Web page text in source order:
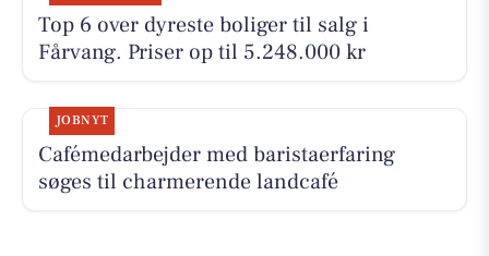
Top 6 over dyreste boliger til salg i
Fårvang. Priser op til 5.248.000 kr
JOBNYT
Cafémedarbejder med baristaerfaring
søges til charmerende landcafé